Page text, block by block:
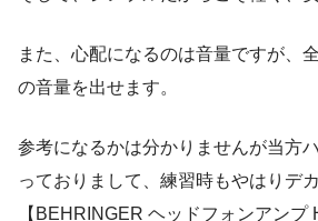
また、心配になるのは音量ですが、
の音量を出せます。
参考になるかは分かりませんが当方
っておりまして、練習時もやはりデ
【BEHRINGER ヘッドフォンアンプ